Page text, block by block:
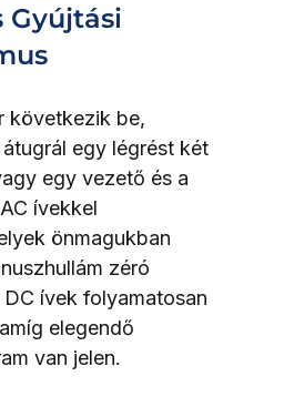
Gyújtási
következik be,
egy légrést két
egy vezető és a
ívekkel
önmagukban
zéró
ívek folyamatosan
elegendő
van jelen.